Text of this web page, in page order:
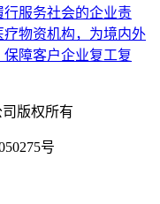
服务社会的企业责
物资机构，为境内外
障客户企业复工复
版权所有
号